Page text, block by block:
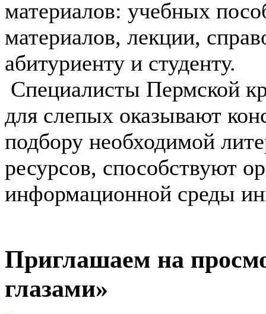
материалов: учебных
материалов, лекции,
абитуриенту и студенту.
Специалисты Пермской
для слепых оказывают
подбору необходимой
ресурсов, способствуют
информационной среды
Приглашаем на
глазами»